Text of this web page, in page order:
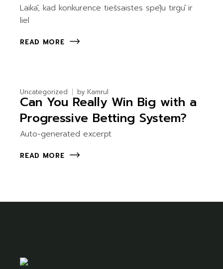
Laikā, kad konkurence tiešsaistes spēļu tirgū ir
liel
READ MORE
Uncategorized by Kamrul
Can You Really Win Big with a
Progressive Betting System?
Auto-generated excerpt
READ MORE